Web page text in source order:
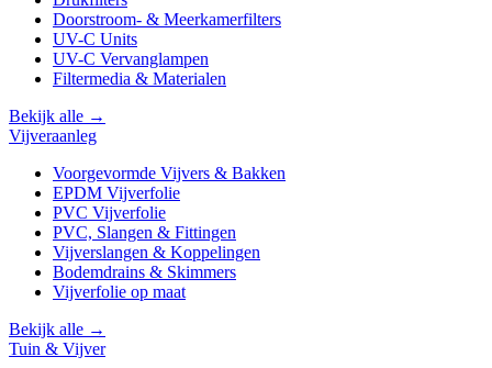
Doorstroom- & Meerkamerfilters
UV-C Units
UV-C Vervanglampen
Filtermedia & Materialen
Bekijk alle →
Vijveraanleg
Voorgevormde Vijvers & Bakken
EPDM Vijverfolie
PVC Vijverfolie
PVC, Slangen & Fittingen
Vijverslangen & Koppelingen
Bodemdrains & Skimmers
Vijverfolie op maat
Bekijk alle →
Tuin & Vijver